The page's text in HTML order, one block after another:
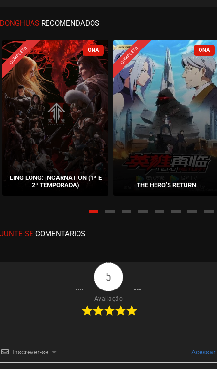
DONGHUAS RECOMENDADOS
COMPLETO
LING LONG: INCARNATION (1ª E
2ª TEMPORADA)
COMPLETO
THE HERO’S RETURN
JUNTE-SE COMENTARIOS
5
Avaliação
Inscrever-se Acessar